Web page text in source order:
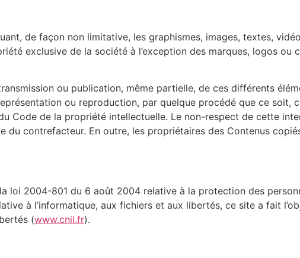
de façon non limitative, les graphismes, images, textes,
exclusive de la société à l’exception des marques, logos ou
ou publication, même partielle, de ces différents
ou reproduction, par quelque procédé que ce soit,
Code de la propriété intellectuelle. Le non-respect de cette
contrefacteur. En outre, les propriétaires des Contenus
loi 2004-801 du 6 août 2004 relative à la protection des
à l’informatique, aux fichiers et aux libertés, ce site a fait
(www.cnil.fr).